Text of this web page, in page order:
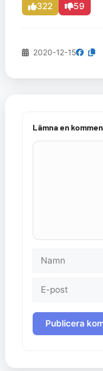
322 59
2020-12-15
Lämna en
Kommentar
Namn